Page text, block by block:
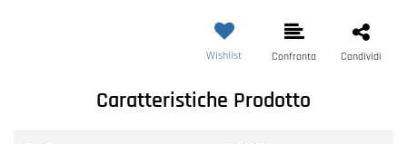
Wishlist Confronta Condividi
Caratteristiche Prodotto